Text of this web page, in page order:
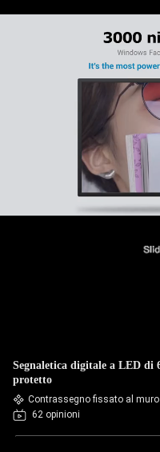
Segnaletica digitale a LED di
protetto
Contrassegno fissato al muro
62 opinioni